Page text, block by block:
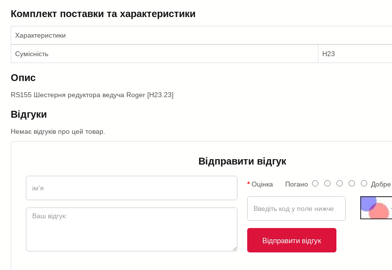
Комплект поставки та характеристики
Характеристики
Сумісність H23
Опис
RS155 Шестерня редуктора ведуча Roger [H23.23]
Відгуки
Немає відгуків про цей товар.
Відправити відгук
Оцінка Погано Добре
Відправити відгук